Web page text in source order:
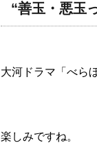
“善玉・悪玉
大河ドラマ「べら
楽しみですね。